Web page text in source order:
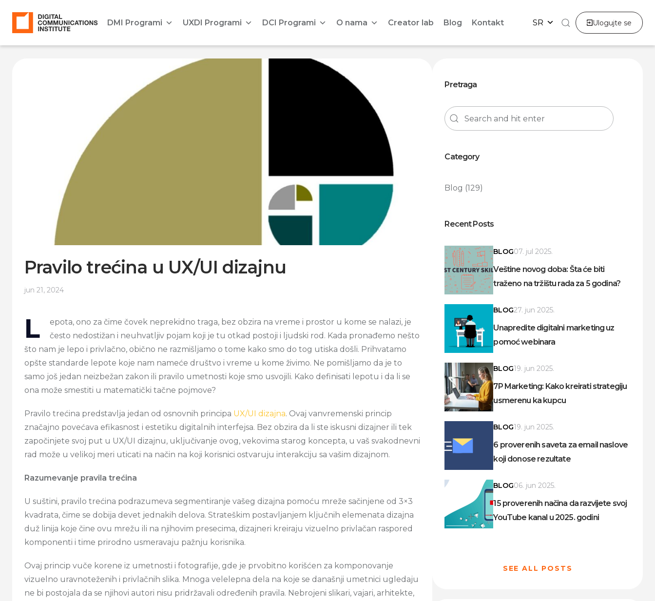
DMI Programi UXDI Programi DCI Programi O nama Creator lab Blog Kontakt SR Ulogujte se
Pravilo trećina u UX/UI dizajnu
jun 21, 2024
L
epota, ono za čime čovek neprekidno traga, bez obzira na vreme i prostor u kome se nalazi, je
često nedostižan i neuhvatljiv pojam koji je tu otkad postoji i ljudski rod. Kada pronađemo nešto
što nam je lepo i privlačno, obično ne razmišljamo o tome kako smo do tog utiska došli. Prihvatamo
opšte standarde lepote koje nam nameće društvo i vreme u kome živimo. Ne pomišljamo da je to
samo još jedan neizbežan zakon ili pravilo umetnosti koje smo usvojili. Kako definisati lepotu i da li se
ona može smestiti u matematički tačne pojmove?
Pravilo trećina predstavlja jedan od osnovnih principa UX/UI dizajna. Ovaj vanvremenski princip
značajno povećava efikasnost i estetiku digitalnih interfejsa. Bez obzira da li ste iskusni dizajner ili tek
započinjete svoj put u UX/UI dizajnu, uključivanje ovog, vekovima starog koncepta, u vaš svakodnevni
rad može u velikoj meri uticati na način na koji korisnici ostvaruju interakciju sa vašim dizajnom.
Razumevanje pravila trećina
U suštini, pravilo trećina podrazumeva segmentiranje vašeg dizajna pomoću mreže sačinjene od 3×3
kvadrata, čime se dobija devet jednakih delova. Strateškim postavljanjem ključnih elemenata dizajna
duž linija koje čine ovu mrežu ili na njihovim presecima, dizajneri kreiraju vizuelno privlačan raspored
komponenti i time prirodno usmeravaju pažnju korisnika.
Ovaj princip vuče korene iz umetnosti i fotografije, gde je prvobitno korišćen za komponovanje
vizuelno uravnoteženih i privlačnih slika. Mnoga velelepna dela na koje se današnji umetnici ugledaju
ne bi postojala da se njihovi autori nisu pridržavali određenih pravila. Nebrojeni slikari, vajari, arhitekte,
Pretraga
Category
Blog (129)
Recent Posts
BLOG07. jul 2025.
Veštine novog doba: Šta će biti
traženo na tržištu rada za 5 godina?
BLOG27. jun 2025.
Unapredite digitalni marketing uz
pomoć webinara
BLOG19. jun 2025.
7P Marketing: Kako kreirati strategiju
usmerenu ka kupcu
BLOG19. jun 2025.
6 proverenih saveta za email naslove
koji donose rezultate
BLOG06. jun 2025.
15 proverenih načina da razvijete svoj
YouTube kanal u 2025. godini
SEE ALL POSTS